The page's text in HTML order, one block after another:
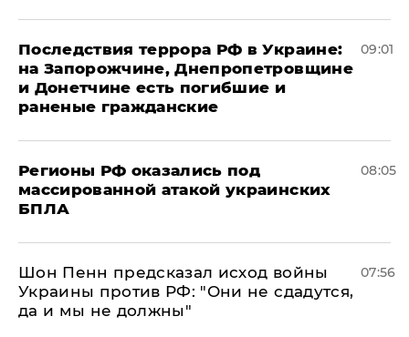
Последствия террора РФ в Украине:
на Запорожчине, Днепропетровщине
и Донетчине есть погибшие и
раненые гражданские
09:01
Регионы РФ оказались под
массированной атакой украинских
БПЛА
08:05
Шон Пенн предсказал исход войны
Украины против РФ: "Они не сдадутся,
да и мы не должны"
07:56